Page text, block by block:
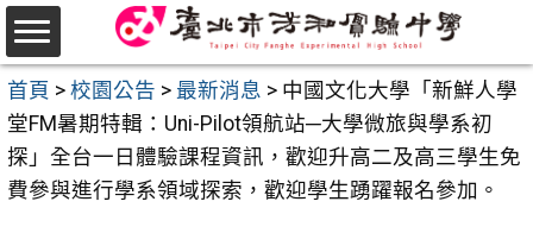
跳
至
主
要
內
容
首頁 > 校園公告 > 最新消息 > 中國文化大學「新鮮人學
堂FM暑期特輯：Uni-Pilot領航站─大學微旅與學系初
探」全台一日體驗課程資訊，歡迎升高二及高三學生免
費參與進行學系領域探索，歡迎學生踴躍報名參加。
選
單